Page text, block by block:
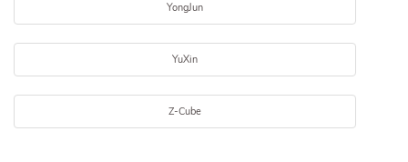
YongJun
YuXin
Z-Cube